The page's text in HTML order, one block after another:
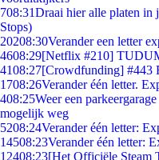
708:31Draai hier alle platen in
Stops)
20208:30Verander een letter
4608:29[Netflix #210]
4108:27[Crowdfunding] #443
1708:26Verander één letter.
408:25Weer een
mogelijk weg
5208:24Verander één letter:
14508:23Verander één letter:
12408:23[Het Officiële Steam